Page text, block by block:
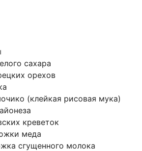
сахара
орехов
(клейкая рисовая мука)
креветок
меда
сгущенного молока